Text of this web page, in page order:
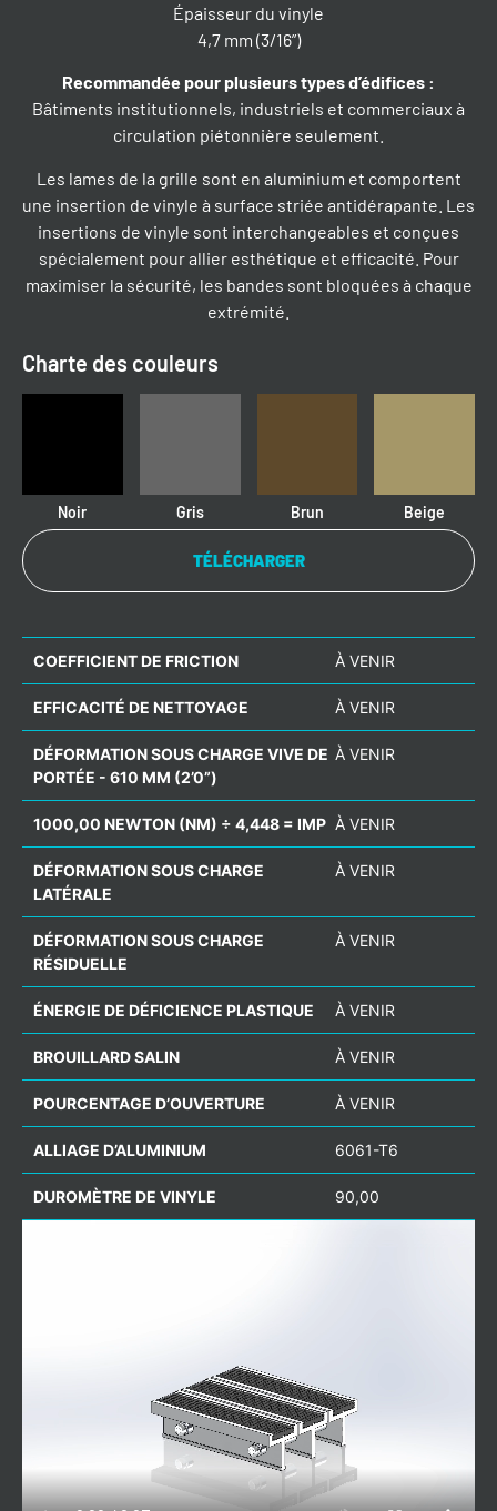
Épaisseur du vinyle
4,7 mm (3/16”)
Recommandée pour plusieurs types d’édifices :
Bâtiments institutionnels, industriels et commerciaux à
circulation piétonnière seulement.
Les lames de la grille sont en aluminium et comportent
une insertion de vinyle à surface striée antidérapante. Les
insertions de vinyle sont interchangeables et conçues
spécialement pour allier esthétique et efficacité. Pour
maximiser la sécurité, les bandes sont bloquées à chaque
extrémité.
Charte des couleurs
Noir Gris Brun Beige
TÉLÉCHARGER
COEFFICIENT DE FRICTION À VENIR
EFFICACITÉ DE NETTOYAGE À VENIR
DÉFORMATION SOUS CHARGE VIVE DE
PORTÉE - 610 MM (2’0”)
À VENIR
1000,00 NEWTON (NM) ÷ 4,448 = IMP À VENIR
DÉFORMATION SOUS CHARGE
LATÉRALE
À VENIR
DÉFORMATION SOUS CHARGE
RÉSIDUELLE
À VENIR
ÉNERGIE DE DÉFICIENCE PLASTIQUE À VENIR
BROUILLARD SALIN À VENIR
POURCENTAGE D’OUVERTURE À VENIR
ALLIAGE D’ALUMINIUM 6061-T6
DUROMÈTRE DE VINYLE 90,00